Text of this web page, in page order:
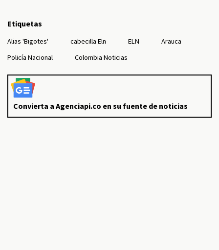
Etiquetas
Alias 'Bigotes' cabecilla Eln ELN
Arauca
Policía Nacional
Colombia Noticias
Convierta a Agenciapi.co en su fuente de noticias